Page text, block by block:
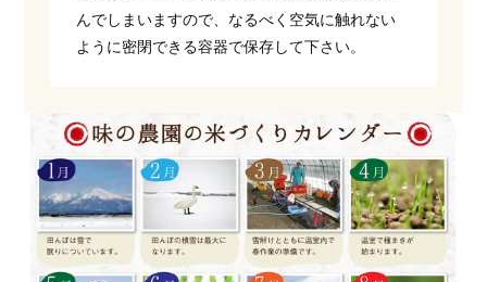
んでしまいますので、なるべく空気に触れない
ように密閉できる容器で保存して下さい。